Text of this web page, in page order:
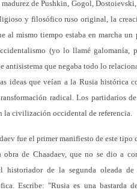
de Pushkin, Gogol,
y filosófico ruso original, la
al mismo tiempo estaba en marcha
(yo lo llamé galomanía,
antisistema que negaba todo lo
ideas que veían a la Rusia histórica
radical. Los partidarios
la civilización occidental de referencia.
fue el primer manifiesto de este tipo
de Chaadaev, que no se dio a
historiador de la segunda oleada
Escribe: "Rusia es una bastarda